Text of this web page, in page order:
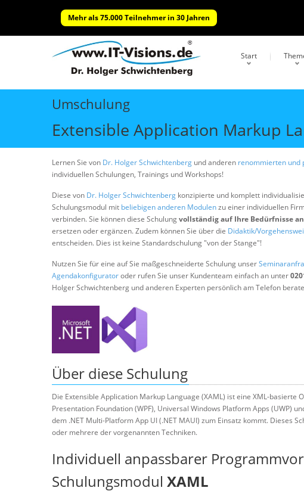
Mehr als 75.000 Teilnehmer in 30 Jahren
Start
Umschulung
Extensible Application Markup
Lernen Sie von Dr. Holger Schwichtenberg und anderen renommierten und
individuellen Schulungen, Trainings und Workshops!
Diese von Dr. Holger Schwichtenberg konzipierte und komplett
Schulungsmodul mit beliebigen anderen Modulenzu einer individuellen
verbinden. Sie können diese Schulungvollständig auf Ihre Bedürfnisse
ersetzen oder ergänzen. Zudem können Sie über die Didaktik/
entscheiden. Dies ist keine Standardschulung "von der Stange"!
Nutzen Sie für eine auf Sie maßgeschneiderte Schulung unser
Agendakonfiguratoroder rufen Sie unser Kundenteam einfach an unter
Holger Schwichtenberg und anderen Experten persönlich am Telefon
Über diese Schulung
Die Extensible Application Markup Language (XAML) ist eine XML-basierte
Presentation Foundation (WPF), Universal Windows Platform Apps (UWP)
dem .NET Multi-Platform App UI (.NET MAUI) zum Einsatz kommt. Dieses
oder mehrere der vorgenannten Techniken.
Individuell anpassbarer
Schulungsmodul XAML